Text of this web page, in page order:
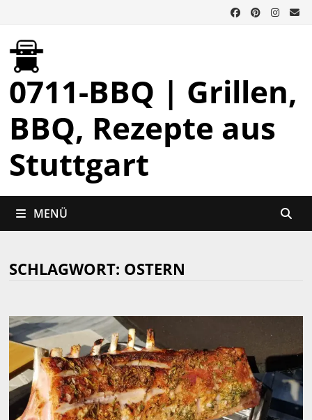
Inhalt
0711-BBQ | Grillen,
BBQ, Rezepte aus
Stuttgart
MENÜ
SCHLAGWORT: OSTERN